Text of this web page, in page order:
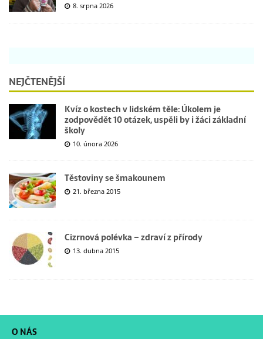
8. srpna 2026
NEJČTENĚJŠÍ
Kvíz o kostech v lidském těle: Úkolem je
zodpovědět 10 otázek, uspěli by i žáci základní
školy
10. února 2026
Těstoviny se šmakounem
21. března 2015
Cizrnová polévka – zdraví z přírody
13. dubna 2015
O NÁS